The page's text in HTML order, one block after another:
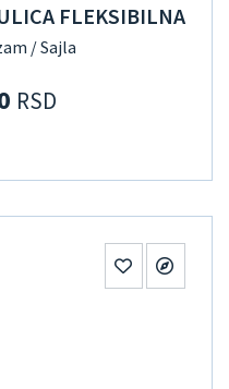
FLEKSIBILNA
/ Sajla
RSD